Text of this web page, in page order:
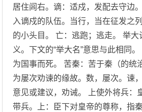
居住闾右。谪：适戍，发配去守边
入谪戍的队伍。当行，当在征发之
的小头目。 亡：逃跑；逃走。 举
义。下文的“举大名”意思与此相同。
为国事而死。 苦秦：苦于秦（的统
为屡次劝谏的缘故。数，屡次。谏
意见或建议，劝诫。 上使外将兵：
带兵。上：臣下对皇帝的尊称，指